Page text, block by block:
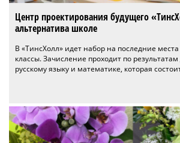
Центр проектирования будущего
альтернатива школе
В «ТинсХолл» идет набор на последние места
классы. Зачисление проходит по
русскому языку и математике, которая